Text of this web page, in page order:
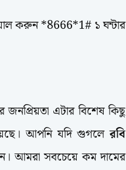
করুন *8666*1# ১ ঘন্টার
জনপ্রিয়তা এটার বিশেষ কিছু
আপনি যদি গুগলেরবি
আমরা সবচেয়ে কম দামের